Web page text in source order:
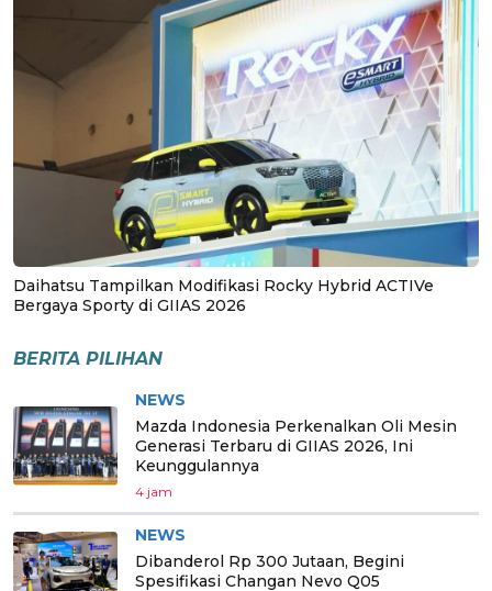
Daihatsu Tampilkan Modifikasi Rocky Hybrid ACTIVe
Bergaya Sporty di GIIAS 2026
BERITA PILIHAN
NEWS
Mazda Indonesia Perkenalkan Oli Mesin
Generasi Terbaru di GIIAS 2026, Ini
Keunggulannya
4 jam
NEWS
Dibanderol Rp 300 Jutaan, Begini
Spesifikasi Changan Nevo Q05